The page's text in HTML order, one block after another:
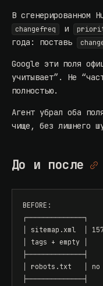
В сгенерированном
changefreq и
года: поставь
Google эти поля
учитывает”. Не
полностью.
Агент убрал оба
чище, без лишнего
До и после
BEFORE:
│ sitemap.xml  │
│ tags + empty
│ robots.txt   │